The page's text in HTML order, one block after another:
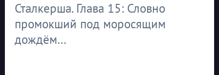
Сталкерша. Глава 15: Словно
промокший под моросящим
дождём…